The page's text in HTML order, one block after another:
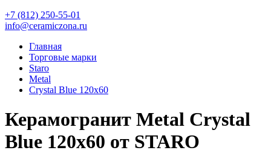
+7 (812) 250-55-01
info@ceramiczona.ru
Главная
Торговые марки
Staro
Metal
Crystal Blue 120x60
Керамогранит Metal Crystal
Blue 120x60 от STARO